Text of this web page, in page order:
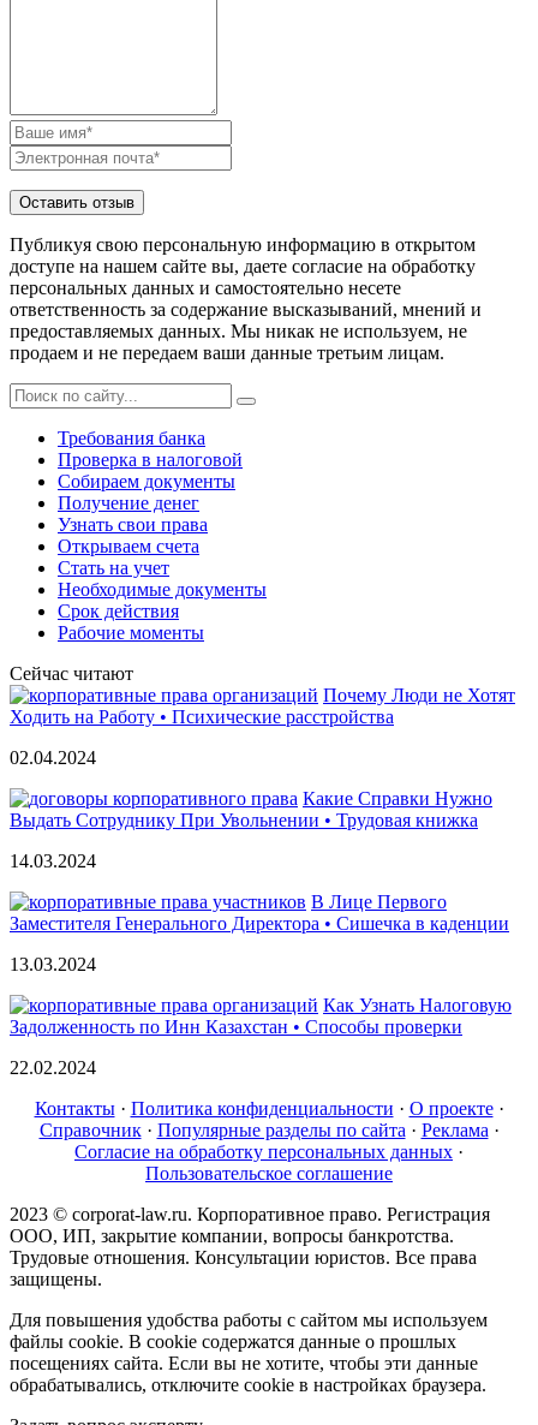
Публикуя свою персональную информацию в открытом
доступе на нашем сайте вы, даете согласие на обработку
персональных данных и самостоятельно несете
ответственность за содержание высказываний, мнений и
предоставляемых данных. Мы никак не используем, не
продаем и не передаем ваши данные третьим лицам.
Требования банка
Проверка в налоговой
Собираем документы
Получение денег
Узнать свои права
Открываем счета
Стать на учет
Необходимые документы
Срок действия
Рабочие моменты
Сейчас читают
Почему Люди не Хотят
Ходить на Работу • Психические расстройства
02.04.2024
Какие Справки Нужно
Выдать Сотруднику При Увольнении • Трудовая книжка
14.03.2024
В Лице Первого
Заместителя Генерального Директора • Сишечка в каденции
13.03.2024
Как Узнать Налоговую
Задолженность по Инн Казахстан • Способы проверки
22.02.2024
Контакты· Политика конфиденциальности · О проекте·
Справочник· Популярные разделы по сайта · Реклама ·
Согласие на обработку персональных данных ·
Пользовательское соглашение
2023 © corporat-law.ru. Корпоративное право. Регистрация
ООО, ИП, закрытие компании, вопросы банкротства.
Трудовые отношения. Консультации юристов. Все права
защищены.
Для повышения удобства работы с сайтом мы используем
файлы cookie. В cookie содержатся данные о прошлых
посещениях сайта. Если вы не хотите, чтобы эти данные
обрабатывались, отключите cookie в настройках браузера.